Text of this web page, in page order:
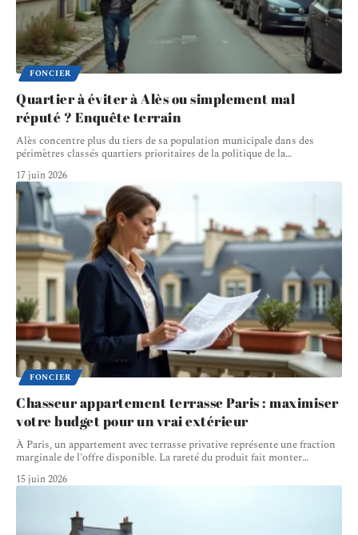
FONCIER
Quartier à éviter à Alès ou simplement mal
réputé ? Enquête terrain
Alès concentre plus du tiers de sa population municipale dans des
périmètres classés quartiers prioritaires de la politique de la…
17 juin 2026
FONCIER
Chasseur appartement terrasse Paris : maximiser
votre budget pour un vrai extérieur
À Paris, un appartement avec terrasse privative représente une fraction
marginale de l'offre disponible. La rareté du produit fait monter…
15 juin 2026